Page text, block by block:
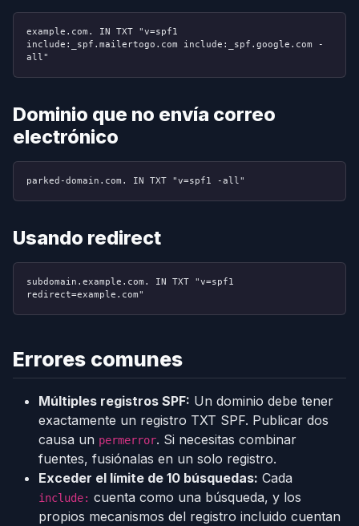
example.com. IN TXT "v=spf1
include:_spf.mailertogo.com include:_spf.google.com -
all"
Dominio que no envía correo
electrónico
parked-domain.com. IN TXT "v=spf1 -all"
Usando redirect
subdomain.example.com. IN TXT "v=spf1
redirect=example.com"
Errores comunes
Múltiples registros SPF: Un dominio debe tener
exactamente un registro TXT SPF. Publicar dos
causa un permerror. Si necesitas combinar
fuentes, fusiónalas en un solo registro.
Exceder el límite de 10 búsquedas: Cada
include: cuenta como una búsqueda, y los
propios mecanismos del registro incluido cuentan